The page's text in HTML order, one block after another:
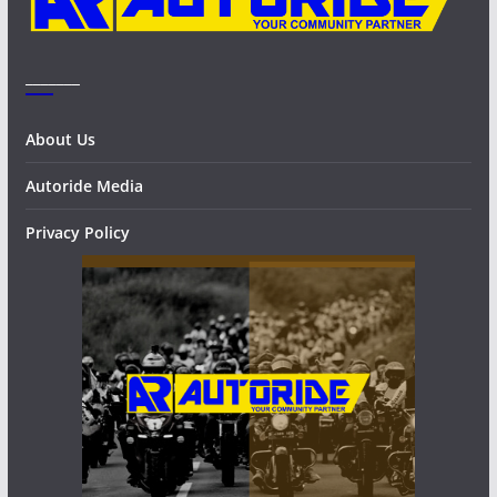
About Us
Autoride Media
Privacy Policy